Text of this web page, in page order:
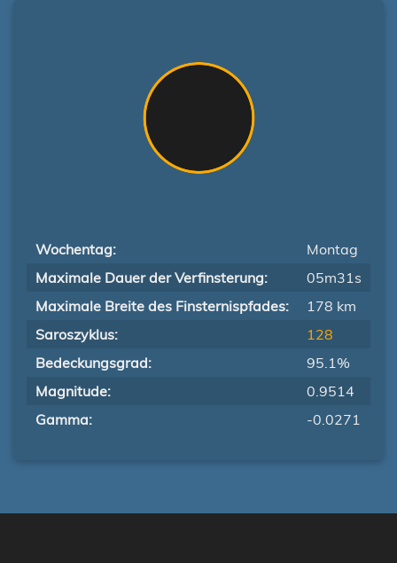
Wochentag:
Montag
Maximale Dauer der Verfinsterung:
05m31s
Maximale Breite des Finsternispfades:
178 km
Saroszyklus:
128
Bedeckungsgrad:
95.1%
Magnitude:
0.9514
Gamma:
-0.0271